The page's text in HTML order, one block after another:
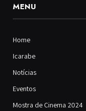
MENU
Home
Icarabe
Notícias
Eventos
Mostra de Cinema 2024